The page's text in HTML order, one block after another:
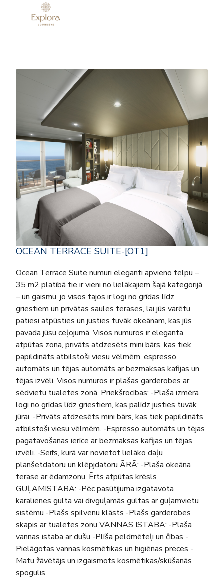
OCEAN TERRACE SUITE-[OT1]
Ocean Terrace Suite numuri eleganti apvieno telpu –
35 m2 platībā tie ir vieni no lielākajiem šajā kategorijā
– un gaismu, jo visos tajos ir logi no grīdas līdz
griestiem un privātas saules terases, lai jūs varētu
patiesi atpūsties un justies tuvāk okeānam, kas jūs
pavada jūsu ceļojumā. Visos numuros ir eleganta
atpūtas zona, privāts atdzesēts mini bārs, kas tiek
papildināts atbilstoši viesu vēlmēm, espresso
automāts un tējas automāts ar bezmaksas kafijas un
tējas izvēli. Visos numuros ir plašas garderobes ar
sēdvietu tualetes zonā. Priekšrocības: -Plaša izmēra
logi no grīdas līdz griestiem, kas palīdz justies tuvāk
jūrai. -Privāts atdzesēts mini bārs, kas tiek papildināts
atbilstoši viesu vēlmēm. -Espresso automāts un tējas
pagatavošanas ierīce ar bezmaksas kafijas un tējas
izvēli. -Seifs, kurā var novietot lielāko daļu
planšetdatoru un klēpjdatoru ĀRĀ: -Plaša okeāna
terase ar ēdamzonu. Ērts atpūtas krēsls
GUĻAMISTABA: -Pēc pasūtījuma izgatavota
karalienes gulta vai divguļamās gultas ar guļamvietu
sistēmu -Plašs spilvenu klāsts -Plašs garderobes
skapis ar tualetes zonu VANNAS ISTABA: -Plaša
vannas istaba ar dušu -Plīša peldmēteļi un čības -
Pielāgotas vannas kosmētikas un higiēnas preces -
Matu žāvētājs un izgaismots kosmētikas/skūšanās
spogulis